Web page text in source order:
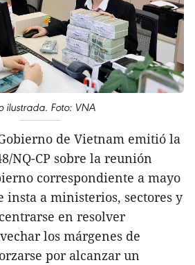
ilustrada. Foto: VNA
de Vietnam emitió la
NQ-CP sobre la reunión
correspondiente a mayo
insta a ministerios, sectores y
en resolver
los márgenes de
por alcanzar un